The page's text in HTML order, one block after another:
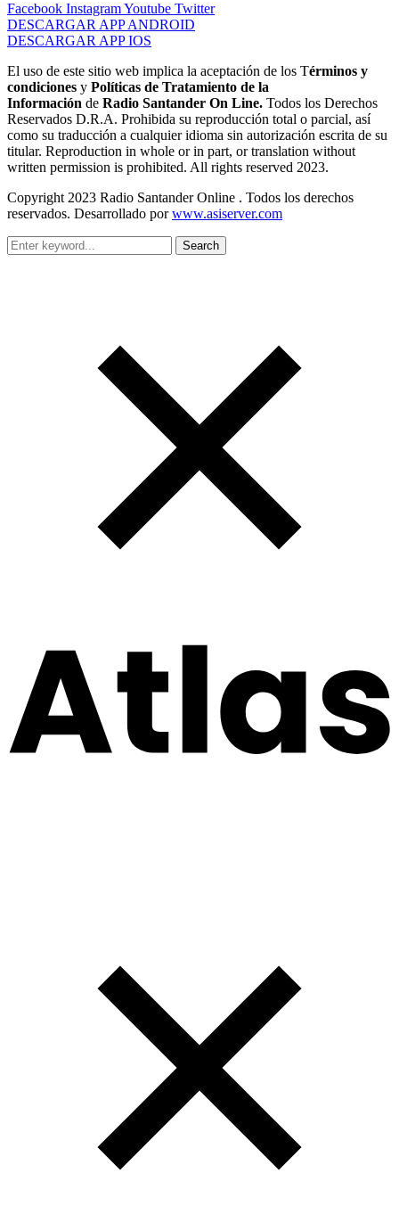
Facebook InstagramYoutube Twitter
DESCARGAR APP ANDROID
DESCARGAR APP IOS
El uso de este sitio web implica la aceptación de los Términos y
condiciones y Políticas de Tratamiento de la
Información de Radio Santander On Line. Todos los Derechos
Reservados D.R.A. Prohibida su reproducción total o parcial, así
como su traducción a cualquier idioma sin autorización escrita de su
titular. Reproduction in whole or in part, or translation without
written permission is prohibited. All rights reserved 2023.
Copyright 2023 Radio Santander Online . Todos los derechos
reservados. Desarrollado porwww.asiserver.com
Search